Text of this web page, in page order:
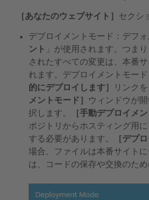
［あなたのウェブサイト］ セクシ
デプロイメントモード：デフォ
ント 」が使用されます。つま
されたすべての変更は、本番
れます。デプロイメントモード
的にデプロイします］
リンク
メントモード］
ウィンドウが
択します。
［手動デプロイメン
ポジトリからホスティング用
する必要があります。
［デプ
場合、ファイルは本番サイト
は、コードの保存や交換のため